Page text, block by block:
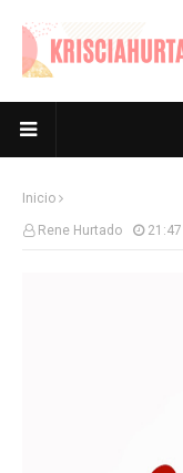
Inicio
Rene Hurtado 21:47